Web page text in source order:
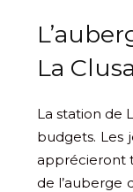
La
La station de
budgets. Les
apprécieront
de l’auberge